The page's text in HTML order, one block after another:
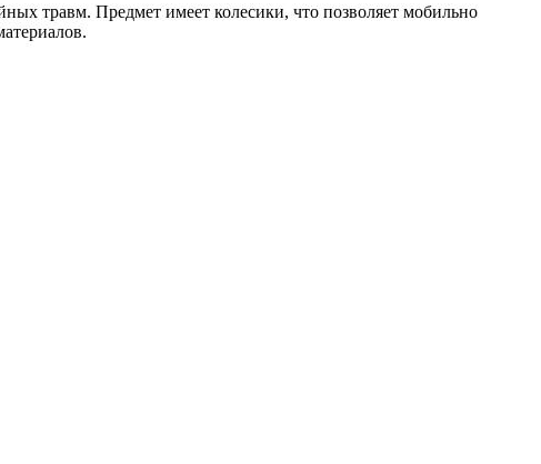
травм. Предмет имеет колесики, что позволяет мобильно